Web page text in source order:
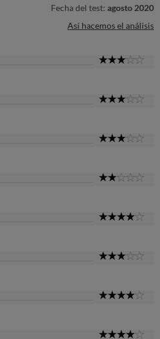
Fecha del test: agosto 2020
Así hacemos el análisis